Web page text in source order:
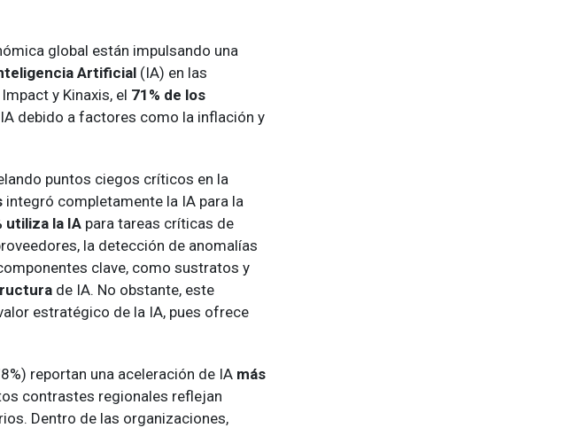
global están impulsando una
Artificial (IA) en las
y Kinaxis, el 71% de los
debido a factores como la inflación y
puntos ciegos críticos en la
integró completamente la IA para la
utiliza la IA para tareas críticas de
la detección de anomalías
clave, como sustratos y
de IA. No obstante, este
estratégico de la IA, pues ofrece
reportan una aceleración de IA más
contrastes regionales reflejan
Dentro de las organizaciones,